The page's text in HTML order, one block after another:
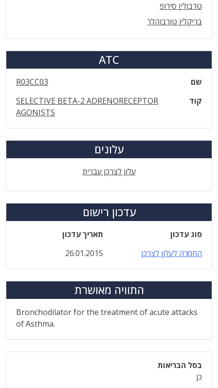
טרבולין סירופ
בריקלין טורבוהלר
ATC
שם
R03CC03
קוד
SELECTIVE BETA-2 ADRENORECEPTOR
AGONISTS
עלונים
עלון לצרכן עברית
עדכון רישום
סוג עדכון
תאריך עדכון
החמרה לעלון לצרכן
26.01.2015
התוויה מאושרת
Bronchodilator for the treatment of acute attacks
of Asthma.
בסל הבריאות
כן